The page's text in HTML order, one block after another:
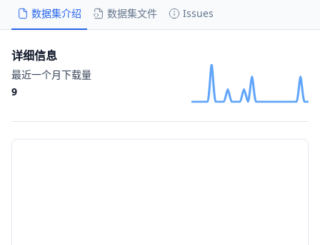
数据集介绍 数据集文件 Issues
详细信息
最近一个月下载量
9